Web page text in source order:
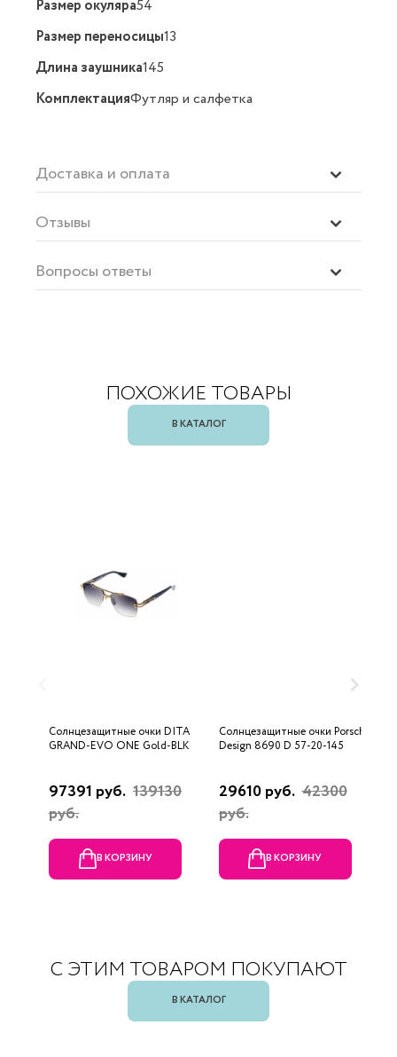
Размер окуляра54
Размер переносицы13
Длина заушника145
КомплектацияФутляр и салфетка
Доставка и оплата
Отзывы
Вопросы ответы
ПОХОЖИЕ ТОВАРЫ
В КАТАЛОГ
Солнцезащитные очки DITA
GRAND-EVO ONE Gold-BLK
97391 руб. 139130
руб.
В КОРЗИНУ
Солнцезащитные очки Porsche
Design 8690 D 57-20-145
29610 руб. 42300
руб.
В КОРЗИНУ
С ЭТИМ ТОВАРОМ ПОКУПАЮТ
В КАТАЛОГ